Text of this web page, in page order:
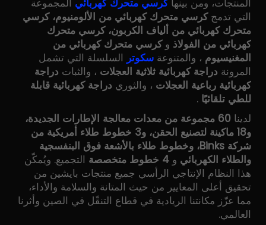
التي تدمجكرسي متحرك كهربائي من الألومنيوم، كرسي
متحرك كهربائي من ألياف الكربون، كرسي متحرك
كهربائي من الفولاذ وكرسي متحرك كهربائي من
المغنيسيوم ، والمتنوعة سكوتر السلسلة التي تشمل
المرونة دراجة كهربائية ثلاثية العجلات ، والثبات دراجة
كهربائية رباعية العجلات ، والثوري دراجة كهربائية قابلة
للطي تلقائيًا .
لدينا
60 مجموعة من معدات معالجة الإطارات الجديدة،
و18 ماكينة لتصنيع الحقن، و3 خطوط طلاء أمريكية من
شركة Binks، وخطوط طلاء بالأشعة فوق البنفسجية
والطلاء الكهربائي و 4 خطوط متخصصة
التجميع. ويُمكّن
هذا النظام الإنتاجي الرأسي جميع منتجات بايشين من
تحقيق أعلى المعايير من حيث المتانة والسلامة والأداء،
مما عزّز مكانتنا الريادية في قطاع التنقّل في الصين وأثرنا
العالمي.